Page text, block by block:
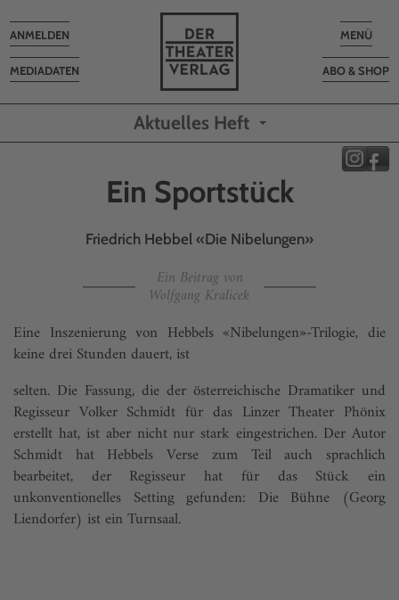
Toggle
MENÜ
ABO & SHOP
MEDIADATEN
Toggle
navigation
ANMELDEN
Aktuelles Heft
Ein Sportstück
Friedrich Hebbel «Die Nibelungen»
Ein Beitrag von
Wolfgang Kralicek
Eine Inszenierung von Hebbels «Nibelungen»-Trilogie, die
keine drei Stunden dauert, ist
selten. Die Fassung, die der österreichische Dramatiker und
Regisseur Volker Schmidt für das Linzer Theater Phönix
erstellt hat, ist aber nicht nur stark eingestrichen. Der Autor
Schmidt hat Hebbels Verse zum Teil auch sprachlich
bearbeitet, der Regisseur hat für das Stück ein
unkonventionelles Setting gefunden: Die Bühne (Georg
Liendorfer) ist ein Turnsaal.